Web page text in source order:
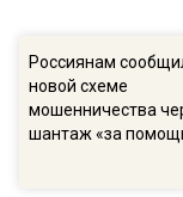
Россиянам
новой схеме
мошенничества
шантаж «за